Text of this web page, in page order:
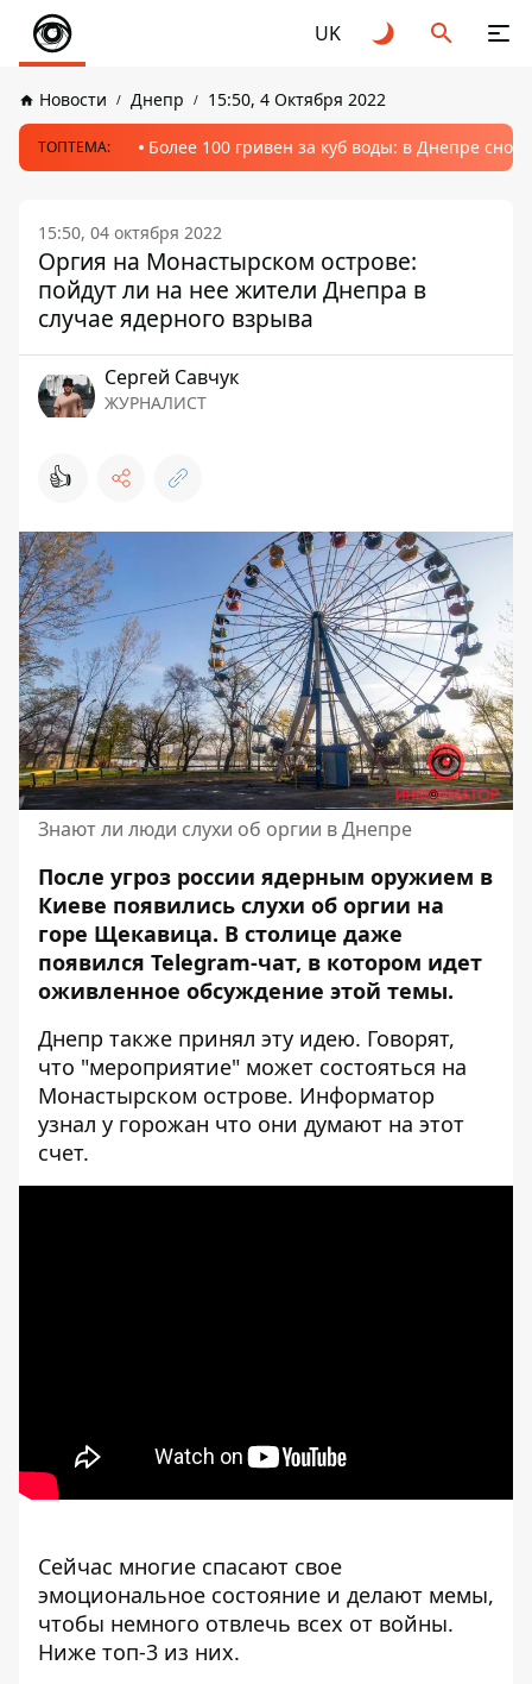
UK
Новости Днепр 15:50, 4 Октября 2022
ТОПТЕМА: Более 100 гривен за куб воды: в Днепре
15:50, 04 октября 2022
Оргия на Монастырском острове:
пойдут ли на нее жители Днепра в
случае ядерного взрыва
Сергей Савчук
ЖУРНАЛИСТ
👍
Знают ли люди слухи об оргии в Днепре
После угроз россии ядерным оружием в
Киеве появились слухи об оргии на
горе Щекавица. В столице даже
появился Telegram-чат, в котором идет
оживленное обсуждение этой темы.
Днепр также принял эту идею. Говорят,
что "мероприятие" может состояться на
Монастырском острове. Информатор
узнал у горожан что они думают на этот
счет.
Сейчас многие спасают свое
эмоциональное состояние и делают мемы,
чтобы немного отвлечь всех от войны.
Ниже топ-3 из них.